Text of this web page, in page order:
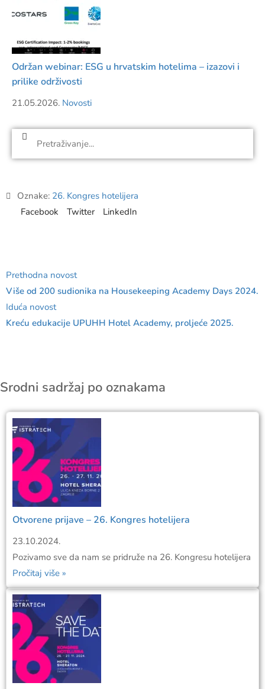
Održan webinar: ESG u hrvatskim hotelima – izazovi i
prilike održivosti
21.05.2026. Novosti
Oznake: 26. Kongres hotelijera
Facebook
Twitter LinkedIn
Prethodna novost
Više od 200 sudionika na Housekeeping Academy Days 2024.
Iduća novost
Kreću edukacije UPUHH Hotel Academy, proljeće 2025.
Srodni sadržaj po oznakama
Otvorene prijave – 26. Kongres hotelijera
23.10.2024.
Pozivamo sve da nam se pridruže na 26. Kongresu hotelijera
Pročitaj više »